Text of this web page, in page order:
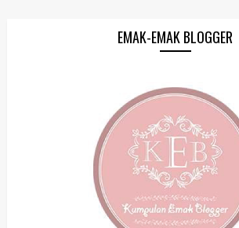
EMAK-EMAK BLOGGER